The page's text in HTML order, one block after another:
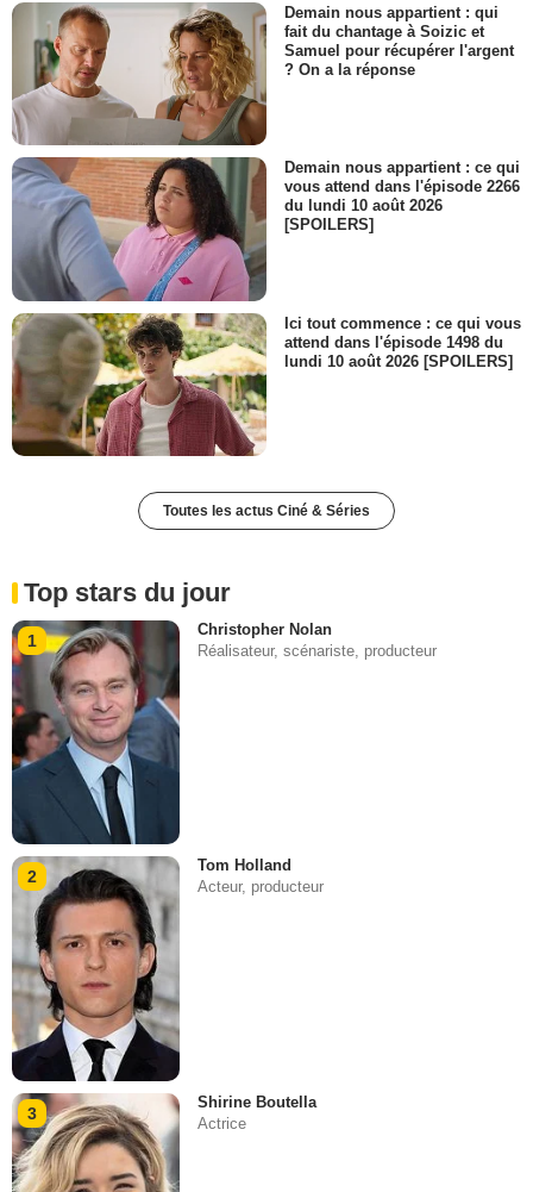
Demain nous appartient : qui
fait du chantage à Soizic et
Samuel pour récupérer l'argent
? On a la réponse
Demain nous appartient : ce qui
vous attend dans l'épisode 2266
du lundi 10 août 2026
[SPOILERS]
Ici tout commence : ce qui vous
attend dans l'épisode 1498 du
lundi 10 août 2026 [SPOILERS]
Toutes les actus Ciné & Séries
Top stars du jour
1
Christopher Nolan
Réalisateur, scénariste, producteur
2
Tom Holland
Acteur, producteur
3
Shirine Boutella
Actrice